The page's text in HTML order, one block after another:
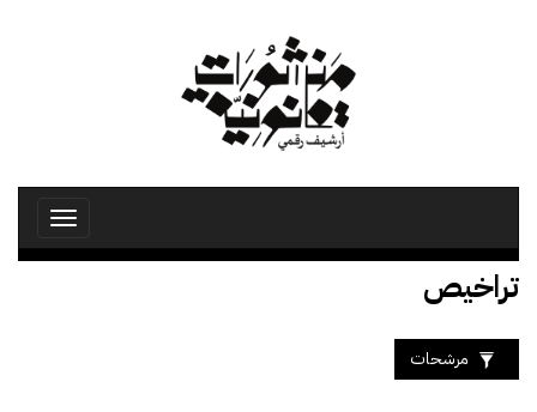
Toggle
تراخيص
مرشحات